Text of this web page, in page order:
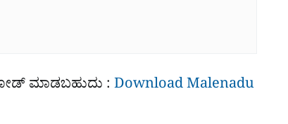
ಮಾಡಬಹುದು : Download Malenadu